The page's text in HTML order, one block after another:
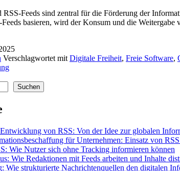
RSS-Feeds sind zentral für die Förderung der
basieren, wird der Konsum und die
Verschlagwortet mit Digitale Freiheit, Freie Software,
Suchen
von RSS: Von der Idee zur globalen
für Unternehmen: Einsatz von
Wie Nutzer sich ohne Tracking informieren können
Wie Redaktionen mit Feeds arbeiten und Inhalte
Wie strukturierte Nachrichtenquellen den digitalen